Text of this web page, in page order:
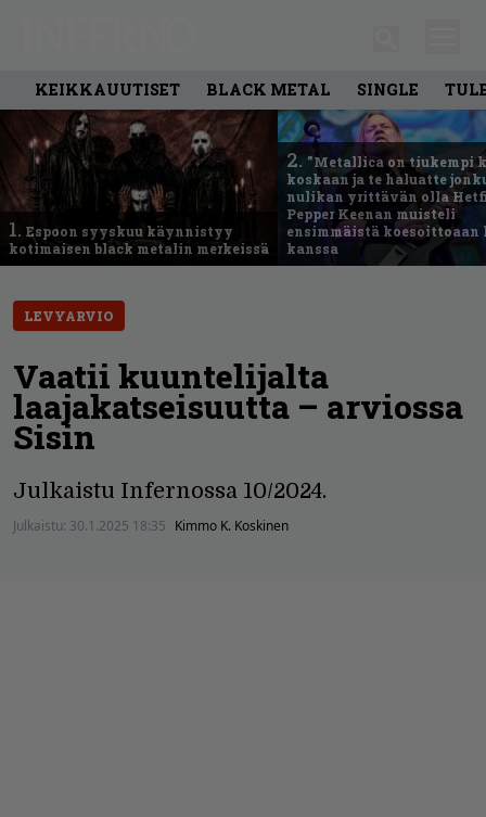
KEIKKAUUTISET BLACK METAL SINGLE
1. Espoon syyskuu käynnistyy
kotimaisen black metalin merkeissä
2. ”Metallica on tiukempi
koskaan ja te haluatte
nulikan yrittävän olla
Pepper Keenan muisteli
ensimmäistä
kanssa
LEVYARVIO
Vaatii kuuntelijalta
laajakatseisuutta – arviossa
Sisin
Julkaistu Infernossa 10/2024.
Julkaistu: 30.1.2025 18:35 Kimmo K. Koskinen